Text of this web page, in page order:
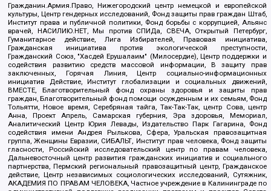
Гражданин.Армия.Право, Нижегородский центр немецкой и европейской
культуры, Центр гендерных исследований, Фонд защиты прав граждан Штаб,
Институт права и публичной политики, Фонд борьбы с коррупцией, Альянс
врачей, НАСИЛИЮ.НЕТ, Мы против СПИДа, СВЕЧА, Открытый Петербург,
Гуманитарное действие, Лига Избирателей, Правовая инициатива,
Гражданская инициатива против экологической преступности,
Гражданский Союз, "Хасдей Ерушалаим" (Милосердие), Центр поддержки и
содействия развитию средств массовой информации, В защиту прав
заключенных, Горячая Линия, Центр социально-информационных
инициатив Действие, Институт глобализации и социальных движений,
ВМЕСТЕ, Благотворительный фонд охраны здоровья и защиты прав
граждан, Благотворительный фонд помощи осужденным и их семьям, Фонд
Тольятти, Новое время, Серебряная тайга, Так-Так-Так, центр Сова, центр
Анна, Проект Апрель, Самарская губерния, Эра здоровья, Мемориал,
Аналитический Центр Юрия Левады, Издательство Парк Гагарина, Фонд
содействия имени Андрея Рылькова, Сфера, Уральская правозащитная
группа, Женщины Евразии, СИБАЛЬТ, Институт прав человека, Фонд защиты
гласности, Российский исследовательский центр по правам человека,
Дальневосточный центр развития гражданских инициатив и социального
партнерства, Пермский региональный правозащитный центр, Гражданское
действие, Центр независимых социологических исследований, Сутяжник,
АКАДЕМИЯ ПО ПРАВАМ ЧЕЛОВЕКА, Частное учреждение в Калининграде по